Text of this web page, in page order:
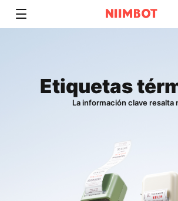
Etiquetas
bicolor rojo y
La información clave resalta